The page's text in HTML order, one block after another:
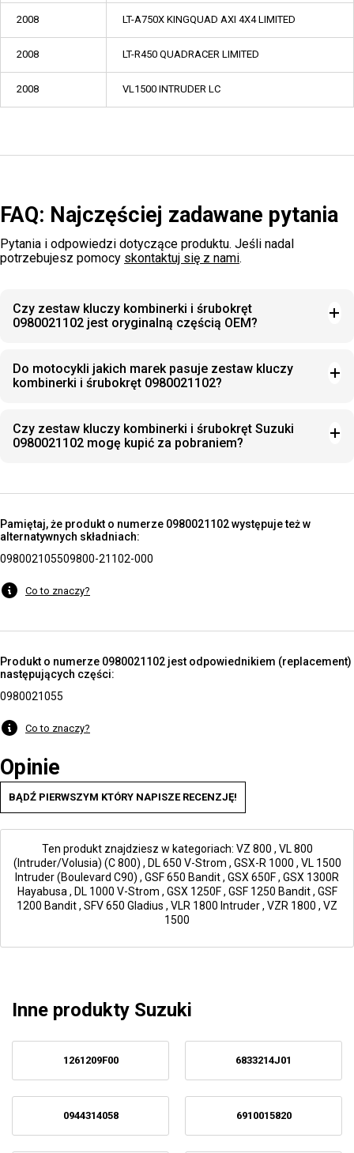
2008 LT-A750X KINGQUAD AXI 4X4 LIMITED
2008 LT-R450 QUADRACER LIMITED
2008 VL1500 INTRUDER LC
FAQ: Najczęściej zadawane pytania
Pytania i odpowiedzi dotyczące produktu. Jeśli nadal
potrzebujesz pomocy skontaktuj się z nami.
Czy zestaw kluczy kombinerki i śrubokręt
0980021102 jest oryginalną częścią OEM?
Do motocykli jakich marek pasuje zestaw kluczy
kombinerki i śrubokręt 0980021102?
Czy zestaw kluczy kombinerki i śrubokręt Suzuki
0980021102 mogę kupić za pobraniem?
Pamiętaj, że produkt o numerze 0980021102 występuje też w
alternatywnych składniach:
098002105509800-21102-000
Co to znaczy?
Produkt o numerze 0980021102 jest odpowiednikiem (replacement)
następujących części:
0980021055
Co to znaczy?
Opinie
BĄDŹ PIERWSZYM KTÓRY NAPISZE RECENZJĘ!
Ten produkt znajdziesz w kategoriach: VZ 800 , VL 800
(Intruder/Volusia) (C 800) , DL 650 V-Strom , GSX-R 1000 , VL 1500
Intruder (Boulevard C90) , GSF 650 Bandit, GSX 650F, GSX 1300R
Hayabusa , DL 1000 V-Strom , GSX 1250F, GSF 1250 Bandit, GSF
1200 Bandit, SFV 650 Gladius , VLR 1800 Intruder, VZR 1800 , VZ
1500
Inne produkty Suzuki
1261209F00 6833214J01
0944314058 6910015820